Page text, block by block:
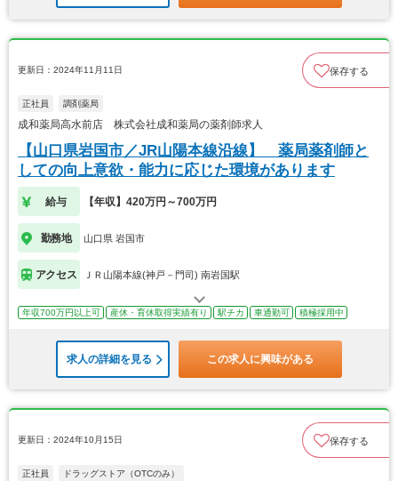
更新日：2024年11月11日 保存する
正社員 調剤薬局
成和薬局高水前店 株式会社成和薬局の薬剤師求人
【山口県岩国市／JR山陽本線沿線】 薬局薬剤師と
しての向上意欲・能力に応じた環境があります
給与 【年収】420万円～700万円
勤務地 山口県 岩国市
アクセス ＪＲ山陽本線(神戸－門司) 南岩国駅
年収700万円以上可 産休・育休取得実績有り 駅チカ 車通勤可 積極採用中
求人の詳細を見る この求人に興味がある
更新日：2024年10月15日 保存する
正社員 ドラッグストア（OTCのみ）